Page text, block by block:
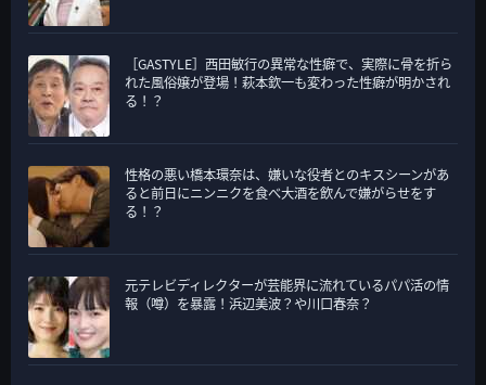
［GASTYLE］西田敏行の異常な性癖で、実際に骨を折ら
れた風俗嬢が登場！萩本欽一も変わった性癖が明かされ
る！？
性格の悪い橋本環奈は、嫌いな役者とのキスシーンがあ
ると前日にニンニクを食べ大酒を飲んで嫌がらせをす
る！？
元テレビディレクターが芸能界に流れているパパ活の情
報（噂）を暴露！浜辺美波？や川口春奈？